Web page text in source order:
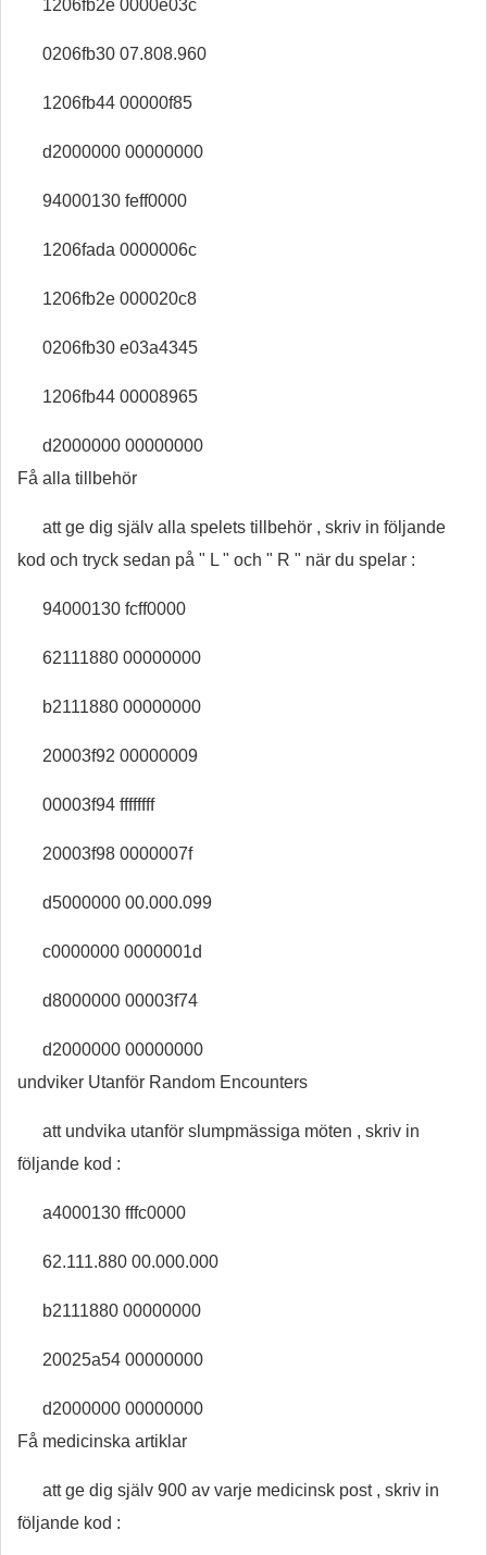
1206fb2e 0000e03c
0206fb30 07.808.960
1206fb44 00000f85
d2000000 00000000
94000130 feff0000
1206fada 0000006c
1206fb2e 000020c8
0206fb30 e03a4345
1206fb44 00008965
d2000000 00000000
Få alla tillbehör
att ge dig själv alla spelets tillbehör , skriv in följande
kod och tryck sedan på " L " och " R " när du spelar :
94000130 fcff0000
62111880 00000000
b2111880 00000000
20003f92 00000009
00003f94 ffffffff
20003f98 0000007f
d5000000 00.000.099
c0000000 0000001d
d8000000 00003f74
d2000000 00000000
undviker Utanför Random Encounters
att undvika utanför slumpmässiga möten , skriv in
följande kod :
a4000130 fffc0000
62.111.880 00.000.000
b2111880 00000000
20025a54 00000000
d2000000 00000000
Få medicinska artiklar
att ge dig själv 900 av varje medicinsk post , skriv in
följande kod :